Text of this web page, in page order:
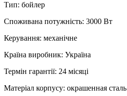
Тип: бойлер
Споживана потужність: 3000 Вт
Керування: механічне
Країна виробник: Україна
Термін гарантії: 24 місяці
Матеріал корпусу: окрашенная сталь